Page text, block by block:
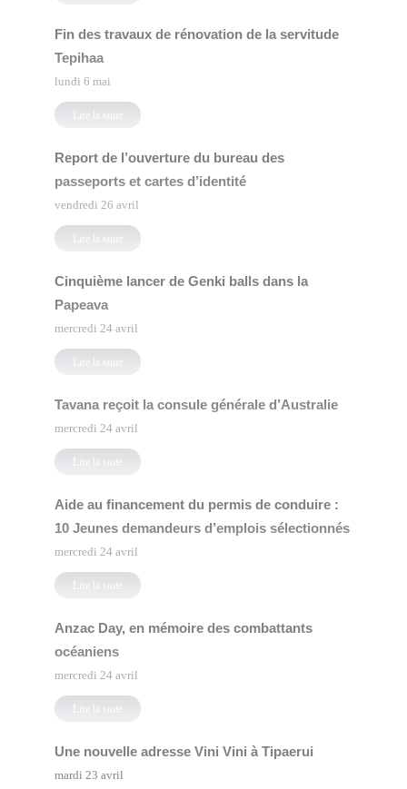
Fin des travaux de rénovation de la servitude
Tepihaa
lundi 6 mai
Lire la suite
Report de l’ouverture du bureau des
passeports et cartes d’identité
vendredi 26 avril
Lire la suite
Cinquième lancer de Genki balls dans la
Papeava
mercredi 24 avril
Lire la suite
Tavana reçoit la consule générale d’Australie
mercredi 24 avril
Lire la suite
Aide au financement du permis de conduire :
10 Jeunes demandeurs d’emplois sélectionnés
mercredi 24 avril
Lire la suite
Anzac Day, en mémoire des combattants
océaniens
mercredi 24 avril
Lire la suite
Une nouvelle adresse Vini Vini à Tipaerui
mardi 23 avril